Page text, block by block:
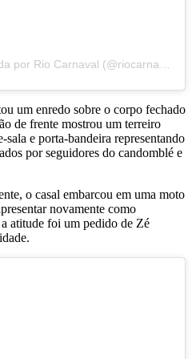
um enredo sobre o corpo fechado
de frente mostrou um terreiro
e porta-bandeira representando
por seguidores do candomblé e
o casal embarcou em uma moto
novamente como
atitude foi um pedido de Zé